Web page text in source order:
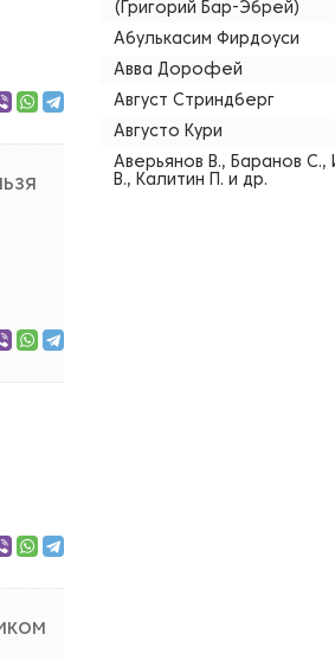
(Григорий Бар-Эбрей)
Абулькасим Фирдоуси
Авва Дорофей
Август Стриндберг
Августо Кури
Аверьянов В., Баранов С.,
В., Калитин П. и др.